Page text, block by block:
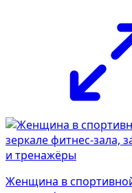
Женщина в